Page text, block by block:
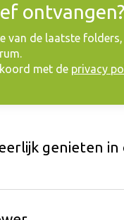
van de laatste folders,
met de privacy
genieten